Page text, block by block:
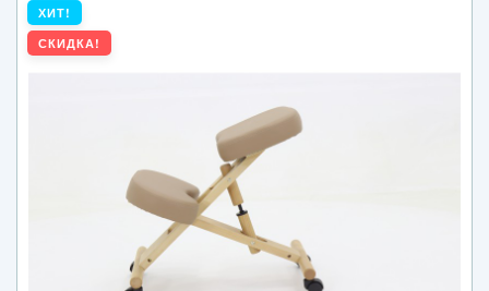
Контакты
ХИТ!
СКИДКА!